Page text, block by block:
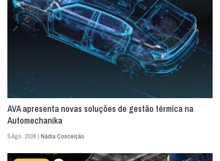
AVA apresenta novas soluções de gestão térmica na
Automechanika
5 Ago. 2026 | Nádia Conceição